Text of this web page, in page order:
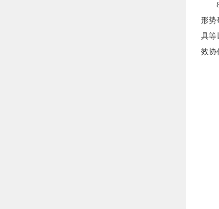
8
形势
具等
效协